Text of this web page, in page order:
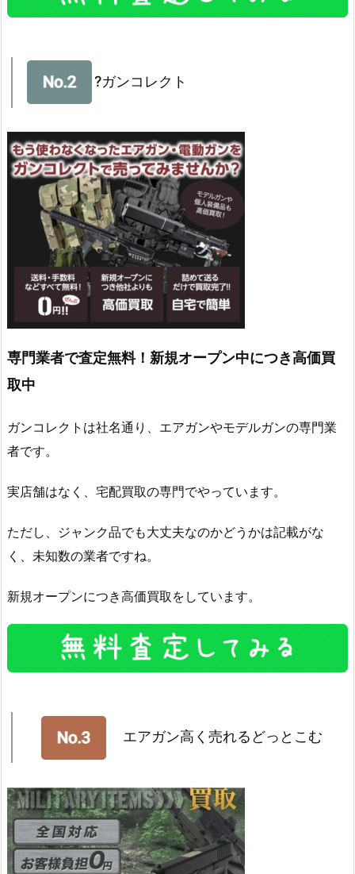
?ガンコレクト
専門業者で査定無料！新規オープン中につき高価買
取中
ガンコレクトは社名通り、エアガンやモデルガンの専門業
者です。
実店舗はなく、宅配買取の専門でやっています。
ただし、ジャンク品でも大丈夫なのかどうかは記載がな
く、未知数の業者ですね。
新規オープンにつき高価買取をしています。
エアガン高く売れるどっとこむ